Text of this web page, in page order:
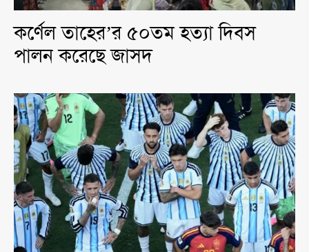
কর্ণেল তাহের’র ৫০তম হত্যা দিবস
পালন করেছে জাসদ